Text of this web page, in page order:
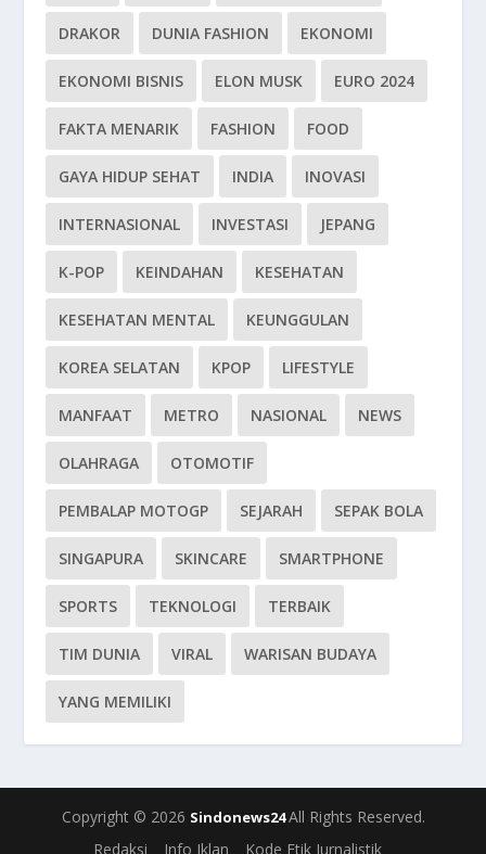
DRAKOR DUNIA FASHION EKONOMI
EKONOMI BISNIS ELON MUSK EURO 2024
FAKTA MENARIK FASHION FOOD
GAYA HIDUP SEHAT INDIA INOVASI
INTERNASIONAL INVESTASI JEPANG
K-POP KEINDAHAN KESEHATAN
KESEHATAN MENTAL KEUNGGULAN
KOREA SELATAN KPOP LIFESTYLE
MANFAAT METRO NASIONAL NEWS
OLAHRAGA OTOMOTIF
PEMBALAP MOTOGP SEJARAH SEPAK BOLA
SINGAPURA SKINCARE SMARTPHONE
SPORTS TEKNOLOGI TERBAIK
TIM DUNIA VIRAL WARISAN BUDAYA
YANG MEMILIKI
Copyright © 2026 Sindonews24All Rights Reserved.
Redaksi
Info Iklan Kode Etik Jurnalistik